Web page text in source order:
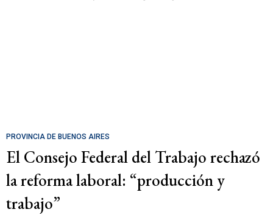
PROVINCIA DE BUENOS AIRES
El Consejo Federal del Trabajo rechazó
la reforma laboral: “producción y
trabajo”